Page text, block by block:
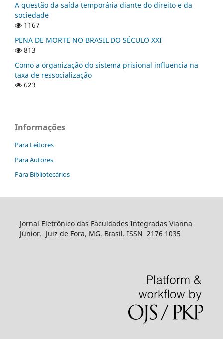
A questão da saída temporária diante do direito e da
sociedade
1167
PENA DE MORTE NO BRASIL DO SÉCULO XXI
813
Como a organização do sistema prisional influencia na
taxa de ressocialização
623
Informações
Para Leitores
Para Autores
Para Bibliotecários
Jornal Eletrônico das Faculdades Integradas Vianna
Júnior. Juiz de Fora, MG. Brasil. ISSN 2176 1035